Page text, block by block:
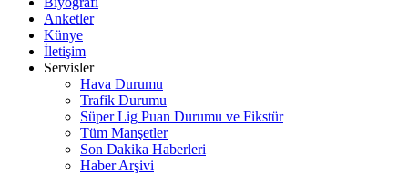
Anketler
Künye
İletişim
Servisler
Hava Durumu
Trafik Durumu
Süper Lig Puan Durumu ve Fikstür
Tüm Manşetler
Son Dakika Haberleri
Haber Arşivi